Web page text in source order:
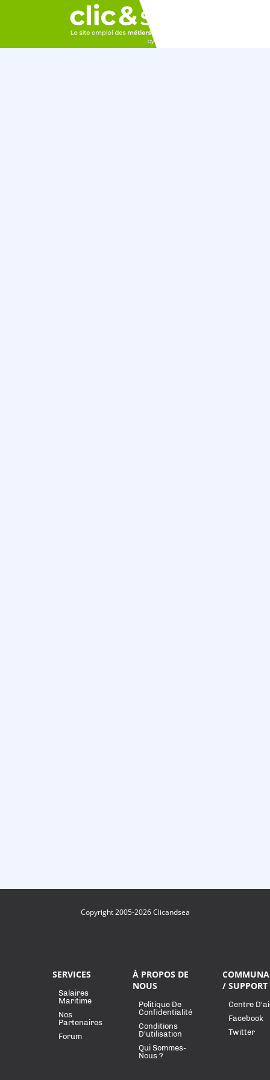
Copyright 2005-2026 Clicandsea
SERVICES
Salaires
Maritime
Nos
Partenaires
Forum
À PROPOS DE
NOUS
Politique De
Confidentialité
Conditions
D'utilisation
Qui Sommes-
Nous ?
/ SUPPORT
Centre
Facebook
Twitter